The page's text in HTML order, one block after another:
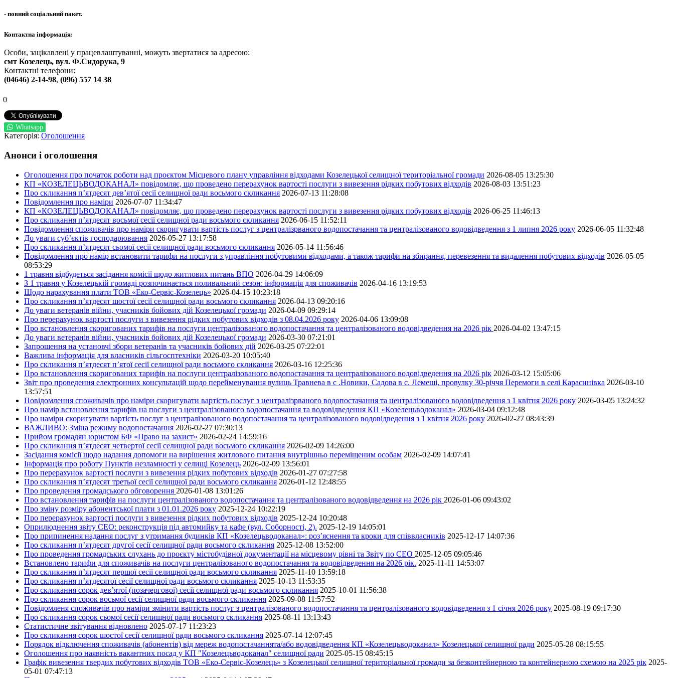
- повний соціальний пакет.
Контактна інформація:
Особи, зацікавлені у працевлаштуванні, можуть звертатися за адресою:
смт Козелець, вул. Ф.Сидорука, 9
Контактні телефони:
(04646) 2-14-98, (096) 557 14 38
0
Whatsapp
Категорія: Оголошення
Анонси і оголошення
Оголошення про початок роботи над проєктом Місцевого плану управління відходами Козелецької селищної територіальної громади 2026-08-05 13:25:30
КП «КОЗЕЛЕЦЬВОДОКАНАЛ» повідомляє, що проведено перерахунок вартості послуги з вивезення рідких побутових відходів 2026-08-03 13:51:23
Про скликання п’ятдесят дев’ятої сесії селищної ради восьмого скликання 2026-07-13 11:28:08
Повідомлення про наміри 2026-07-07 11:34:47
КП «КОЗЕЛЕЦЬВОДОКАНАЛ» повідомляє, що проведено перерахунок вартості послуги з вивезення рідких побутових відходів 2026-06-25 11:46:13
Про скликання п’ятдесят восьмої сесії селищної ради восьмого скликання 2026-06-15 11:52:11
Повідомлення споживачів про наміри скоригувати вартість послуг з централізрваного водопостачання та централізованого водовідведення з 1 липня 2026 року 2026-06-05 11:32:48
До уваги суб’єктів господарювання 2026-05-27 13:17:58
Про скликання п’ятдесят сьомої сесії селищної ради восьмого скликання 2026-05-14 11:56:46
Повідомлення про намір встановити тарифи на послуги з управління побутовими відходами, а також тарифи на збирання, перевезення та видалення побутових відходів 2026-05-05
08:53:29
1 травня відбудеться засідання комісії щодо житлових питань ВПО 2026-04-29 14:06:09
З 1 травня у Козелецькій громаді розпочинається поливальний сезон: інформація для споживачів 2026-04-16 13:19:53
Щодо нарахування плати ТОВ «Еко-Сервіс-Козелець» 2026-04-15 10:23:18
Про скликання п’ятдесят шостої сесії селищної ради восьмого скликання 2026-04-13 09:20:16
До уваги ветеранів війни, учасників бойових дій Козелецької громади 2026-04-09 09:29:14
Про перерахунок вартості послуги з вивезення рідких побутових відходів з 08.04.2026 року 2026-04-06 13:09:08
Про встановлення скоригованих тарифів на послуги централізованого водопостачання та централізованого водовідведення на 2026 рік 2026-04-02 13:47:15
До уваги ветеранів війни, учасників бойових дій Козелецької громади 2026-03-30 07:21:01
Запрошення на установчі збори ветеранів та учасників бойових дій 2026-03-25 07:22:01
Важлива інформація для власників сільгосптехніки 2026-03-20 10:05:40
Про скликання п’ятдесят п’ятої сесії селищної ради восьмого скликання 2026-03-16 12:25:36
Про встановлення скоригованих тарифів на послуги централізованого водопостачання та централізованого водовідведення на 2026 рік 2026-03-12 15:05:06
Звіт про проведення електронних консультацій щодо перейменування вулиць Травнева в с .Новики, Садова в с. Лемеші, провулку 30-річчя Перемоги в селі Карасинівка 2026-03-10
13:57:51
Повідомлення споживачів про наміри скоригувати вартість послуг з централізрваного водопостачання та централізованого водовідведення з 1 квітня 2026 року 2026-03-05 13:24:32
Про намір встановлення тарифів на послуги з централізованого водопостачання та водовідведення КП «Козелецьводоканал» 2026-03-04 09:12:48
Про наміри скоригувати вартість послуг з централізованого водопостачання та централізованого водовідведення з 1 квітня 2026 року 2026-02-27 08:43:39
ВАЖЛИВО: Зміна режиму водопостачання 2026-02-27 07:30:13
Прийом громадян юристом БФ «Право на захист» 2026-02-24 14:59:16
Про скликання п’ятдесят четвертої сесії селищної ради восьмого скликання 2026-02-09 14:26:00
Засідання комісії щодо надання допомоги на вирішення житлового питання внутрішньо переміщеним особам 2026-02-09 14:07:41
Інформація про роботу Пунктів незламності у селищі Козелець 2026-02-09 13:56:01
Про перерахунок вартості послуги з вивезення рідких побутових відходів 2026-01-27 07:27:58
Про скликання п’ятдесят третьої сесії селищної ради восьмого скликання 2026-01-12 12:48:55
Про проведення громадського обговорення 2026-01-08 13:01:26
Про встановлення тарифів на послуги централізованого водопостачання та централізованого водовідведення на 2026 рік 2026-01-06 09:43:02
Про зміну розміру абонентської плати з 01.01.2026 року 2025-12-24 10:22:19
Про перерахунок вартості послуги з вивезення рідких побутових відходів 2025-12-24 10:20:48
Оприлюднення звіту СЕО: реконструкція під автомийку та кафе (вул. Соборності, 2). 2025-12-19 14:05:01
Про припинення надання послуг з утримання будинків КП «Козелецьводоканал»: роз’яснення та кроки для співвласників 2025-12-17 14:07:36
Про скликання п’ятдесят другої сесії селищної ради восьмого скликання 2025-12-08 13:52:00
Про проведення громадських слухань до проєкту містобудівної документації на місцевому рівні та Звіту по СЕО 2025-12-05 09:05:46
Встановлено тарифи для споживачів на послуги централізованого водопостачання та водовідведення на 2026 рік. 2025-11-11 14:53:07
Про скликання п’ятдесят першої сесії селищної ради восьмого скликання 2025-11-10 13:59:18
Про скликання п’ятдесятої сесії селищної ради восьмого скликання 2025-10-13 11:53:35
Про скликання сорок дев’ятої (позачергової) сесії селищної ради восьмого скликання 2025-10-01 11:56:38
Про скликання сорок восьмої сесії селищної ради восьмого скликання 2025-09-08 11:57:52
Повідомленя споживачів про наміри змінити вартість послуг з централізованого водопостачання та централізованого водовідведення з 1 січня 2026 року 2025-08-19 09:17:30
Про скликання сорок сьомої сесії селищної ради восьмого скликання 2025-08-11 13:13:43
Статистичне звітування відновлено 2025-07-17 11:23:23
Про скликання сорок шостої сесії селищної ради восьмого скликання 2025-07-14 12:07:45
Порядок відключення споживачів (абонентів) від мереж водопостачаннята/або водовідведення КП «Козелецьводоканал» Козелецької селищної ради 2025-05-28 08:15:55
Оголошення про наявність вакантних посад у КП "Козелецьводоканал" селищної ради 2025-05-15 08:45:15
Графік вивезення твердих побутових відходів ТОВ «Еко-Сервіс-Козелець» з Козелецької селищної територіальної громади за безконтейнерною та контейнерною схемою на 2025 рік 2025-
05-01 07:47:13